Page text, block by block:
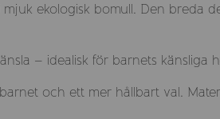
ekologisk bomull. Den breda
– idealisk för barnets känsliga
och ett mer hållbart val.